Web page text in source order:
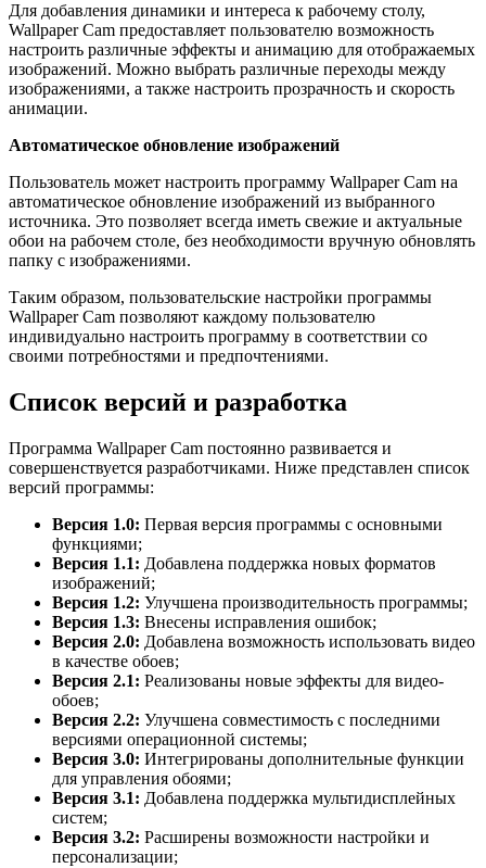
Для добавления динамики и интереса к рабочему столу,
Wallpaper Cam предоставляет пользователю возможность
настроить различные эффекты и анимацию для отображаемых
изображений. Можно выбрать различные переходы между
изображениями, а также настроить прозрачность и скорость
анимации.
Автоматическое обновление изображений
Пользователь может настроить программу Wallpaper Cam на
автоматическое обновление изображений из выбранного
источника. Это позволяет всегда иметь свежие и актуальные
обои на рабочем столе, без необходимости вручную обновлять
папку с изображениями.
Таким образом, пользовательские настройки программы
Wallpaper Cam позволяют каждому пользователю
индивидуально настроить программу в соответствии со
своими потребностями и предпочтениями.
Список версий и разработка
Программа Wallpaper Cam постоянно развивается и
совершенствуется разработчиками. Ниже представлен список
версий программы:
Версия 1.0: Первая версия программы с основными
функциями;
Версия 1.1: Добавлена поддержка новых форматов
изображений;
Версия 1.2: Улучшена производительность программы;
Версия 1.3: Внесены исправления ошибок;
Версия 2.0: Добавлена возможность использовать видео
в качестве обоев;
Версия 2.1: Реализованы новые эффекты для видео-
обоев;
Версия 2.2: Улучшена совместимость с последними
версиями операционной системы;
Версия 3.0: Интегрированы дополнительные функции
для управления обоями;
Версия 3.1: Добавлена поддержка мультидисплейных
систем;
Версия 3.2: Расширены возможности настройки и
персонализации;